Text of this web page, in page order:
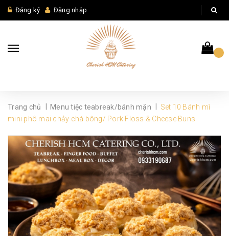
Đăng ký Đăng nhập
Trang chủ Menu tiệc teabreak/bánh mặn
Set 10 Bánh mì
mini phô mai chảy chà bông/ Pork Floss & Cheese Buns